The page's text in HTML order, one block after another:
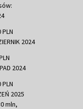
2024
2024
2025
mln,